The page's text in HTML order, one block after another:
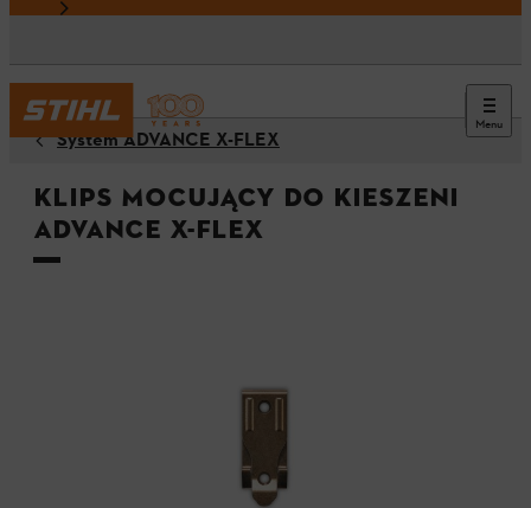
Menu
System ADVANCE X-FLEX
Klips mocujący do kieszeni
ADVANCE X-FLEX